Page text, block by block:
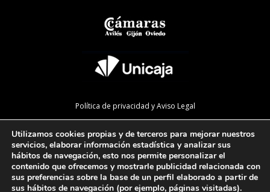
Política de privacidad y Aviso Legal
Política de calidad
Mapa de la web
Preguntas Frecuentes
Utilizamos cookies propias y de terceros para mejorar nuestros
servicios, elaborar información estadística y analizar sus
hábitos de navegación, esto nos permite personalizar el
contenido que ofrecemos y mostrarle publicidad relacionada con
sus preferencias sobre la base de un perfil elaborado a partir de
sus hábitos de navegación (por ejemplo, páginas visitadas).